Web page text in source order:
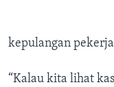
kepulangan
“Kalau kita lihat